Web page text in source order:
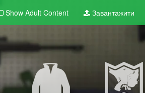
Show Adult Content Завантажити